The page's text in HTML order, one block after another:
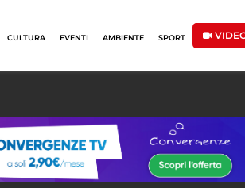
CULTURA EVENTI AMBIENTE SPORT